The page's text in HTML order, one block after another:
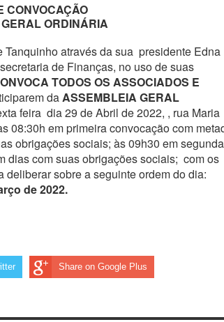
CONVOCAÇÃO
ORDINÁRIA
através da sua presidente Edna
de Finanças, no uso de suas
TODOS OS ASSOCIADOS E
daASSEMBLEIA GERAL
feira dia 29 de Abril de 2022, , rua Maria
08:30h em primeira convocação com
obrigações sociais; às 09h30 em segunda
dias com suas obrigações sociais; com os
sobre a seguinte ordem do dia:
de 2022.
Share on Google Plus